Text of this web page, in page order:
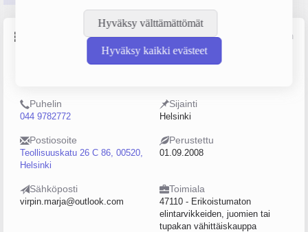
Hyväksy välttämättömät
Hyväksy kaikki evästeet
Perustiedot Lähde: YTJ, PRH, Traficom
Henkilöstömäärä
Puhelin
044 9782772
Sijainti
Helsinki
Postiosoite
Teollisuuskatu 26 C 86, 00520,
Helsinki
Perustettu
01.09.2008
Sähköposti
virpin.marja@outlook.com
Toimiala
47110 - Erikoistumaton
elintarvikkeiden, juomien tai
tupakan vähittäiskauppa